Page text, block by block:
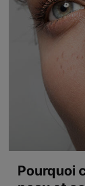
Pourquoi